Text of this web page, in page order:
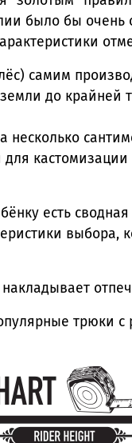
было бы
самим
до крайней
есть
трюки